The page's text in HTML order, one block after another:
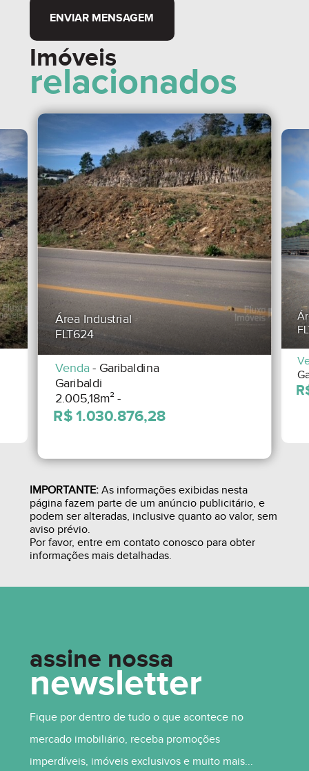
ENVIAR MENSAGEM
Imóveis
relacionados
Área Industrial
FLT624
Venda- Garibaldina
Garibaldi
2.005,18m² -
IMPORTANTE:As informações exibidas nesta
página fazem parte de um anúncio publicitário, e
podem ser alteradas, inclusive quanto ao valor, sem
aviso prévio.
Por favor, entre em contato conosco para obter
informações mais detalhadas.
assine nossa
newsletter
Fique por dentro de tudo o que acontece no
mercado imobiliário, receba promoções
imperdíveis, imóveis exclusivos e muito mais...